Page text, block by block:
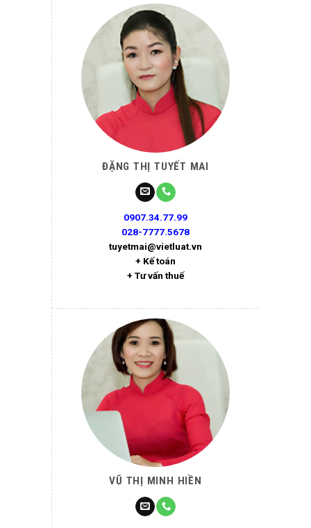
ĐẶNG THỊ TUYẾT MAI
0907.34.77.99
028-7777.5678
tuyetmai@vietluat.vn
+ Kế toán
+ Tư vấn thuế
VŨ THỊ MINH HIỀN